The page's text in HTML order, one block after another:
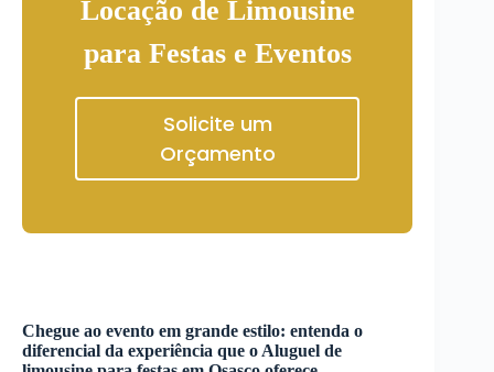
Locação de Limousine
para Festas e Eventos
Solicite um
Orçamento
Chegue ao evento em grande estilo: entenda o
diferencial da experiência que o Aluguel de